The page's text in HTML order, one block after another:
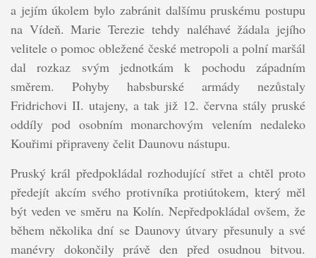
a jejím úkolem bylo zabránit dalšímu pruskému postupu
na Vídeň. Marie Terezie tehdy naléhavé žádala jejího
velitele o pomoc obležené české metropoli a polní maršál
dal rozkaz svým jednotkám k pochodu západním
směrem. Pohyby habsburské armády nezůstaly
Fridrichovi II. utajeny, a tak již 12. června stály pruské
oddíly pod osobním monarchovým velením nedaleko
Kouřimi připraveny čelit Daunovu nástupu.
Pruský král předpokládal rozhodující střet a chtěl proto
předejít akcím svého protivníka protiútokem, který měl
být veden ve směru na Kolín. Nepředpokládal ovšem, že
během několika dní se Daunovy útvary přesunuly a své
manévry dokončily právě den před osudnou bitvou.